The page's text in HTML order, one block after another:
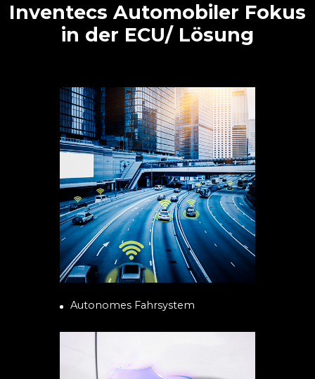
Inventecs Automobiler Fokus
in der ECU/ Lösung
Autonomes Fahrsystem